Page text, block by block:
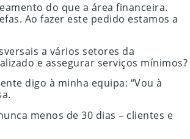
do que a área financeira.
Ao fazer este pedido estamos a
a vários setores da
e assegurar serviços mínimos?
digo à minha equipa: “Vou à
menos de 30 dias – clientes e